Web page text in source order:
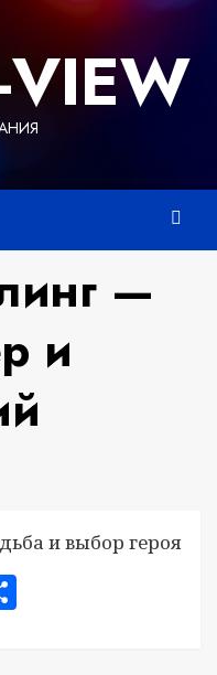
—
и
и выбор героя